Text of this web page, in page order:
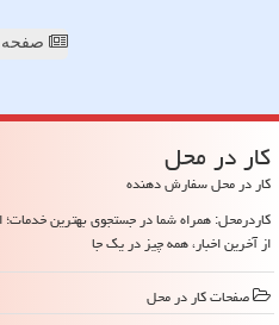
صفحه
كار در محل
کار در محل سفارش دهنده
کاردرمحل: همراه شما در جستجوی بهترین
از آخرین اخبار، همه چیز در یک جا
صفحات كار در محل